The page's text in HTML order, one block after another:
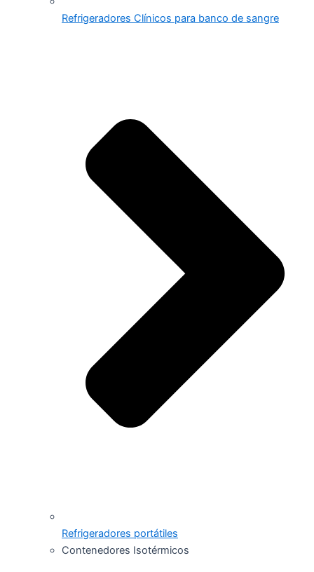
Refrigeradores Clínicos para banco de sangre
Refrigeradores portátiles
Contenedores Isotérmicos